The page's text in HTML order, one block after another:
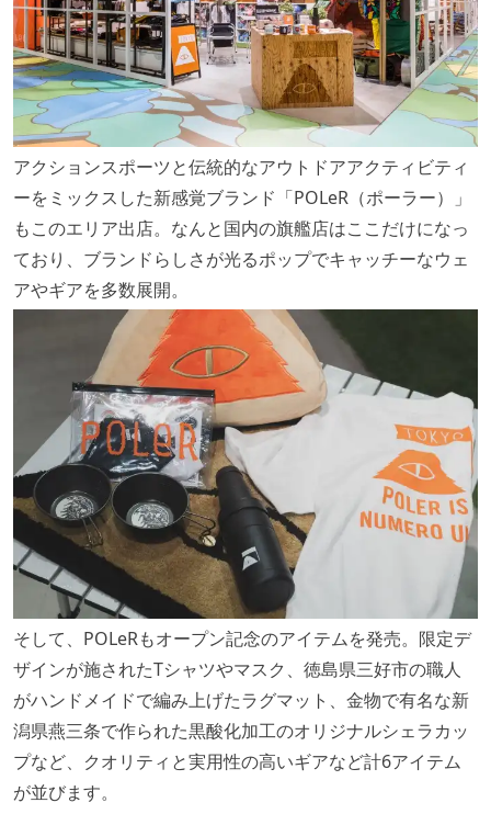
アクションスポーツと伝統的なアウトドアアクティビティ
ーをミックスした新感覚ブランド「POLeR（ポーラー）」
もこのエリア出店。なんと国内の旗艦店はここだけになっ
ており、ブランドらしさが光るポップでキャッチーなウェ
アやギアを多数展開。
そして、POLeRもオープン記念のアイテムを発売。限定デ
ザインが施されたTシャツやマスク、徳島県三好市の職人
がハンドメイドで編み上げたラグマット、金物で有名な新
潟県燕三条で作られた黒酸化加工のオリジナルシェラカッ
プなど、クオリティと実用性の高いギアなど計6アイテム
が並びます。